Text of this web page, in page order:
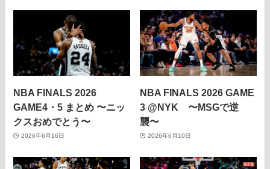
NBA FINALS 2026
GAME4・5 まとめ 〜ニッ
クスおめでとう〜
2026年6月16日
NBA FINALS 2026 GAME
3 @NYK 〜MSGで逆
襲〜
2026年6月10日